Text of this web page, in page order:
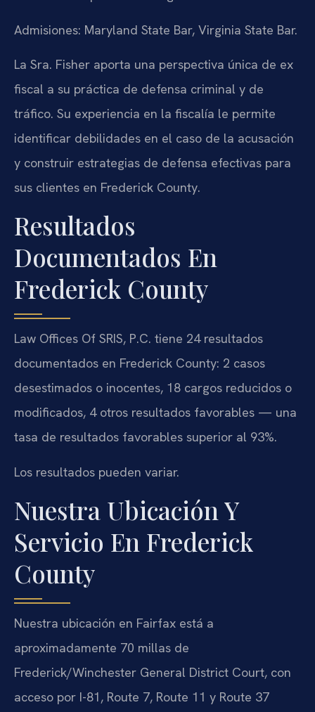
Admisiones: Maryland State Bar, Virginia State Bar.
La Sra. Fisher aporta una perspectiva única de ex
fiscal a su práctica de defensa criminal y de
tráfico. Su experiencia en la fiscalía le permite
identificar debilidades en el caso de la acusación
y construir estrategias de defensa efectivas para
sus clientes en Frederick County.
Resultados
Documentados En
Frederick County
Law Offices Of SRIS, P.C. tiene 24 resultados
documentados en Frederick County: 2 casos
desestimados o inocentes, 18 cargos reducidos o
modificados, 4 otros resultados favorables — una
tasa de resultados favorables superior al 93%.
Los resultados pueden variar.
Nuestra Ubicación Y
Servicio En Frederick
County
Nuestra ubicación en Fairfax está a
aproximadamente 70 millas de
Frederick/Winchester General District Court, con
acceso por I-81, Route 7, Route 11 y Route 37